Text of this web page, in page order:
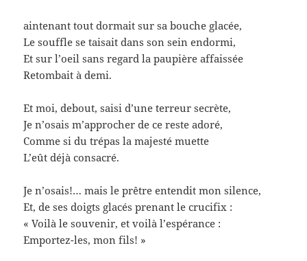
aintenant tout dormait sur sa bouche glacée,
Le souffle se taisait dans son sein endormi,
Et sur l’oeil sans regard la paupière affaissée
Retombait à demi.
Et moi, debout, saisi d’une terreur secrète,
Je n’osais m’approcher de ce reste adoré,
Comme si du trépas la majesté muette
L’eût déjà consacré.
Je n’osais!… mais le prêtre entendit mon silence,
Et, de ses doigts glacés prenant le crucifix :
« Voilà le souvenir, et voilà l’espérance :
Emportez-les, mon fils! »